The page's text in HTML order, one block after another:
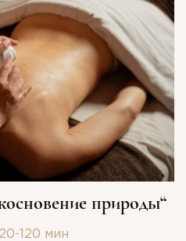
природы“
120 мин